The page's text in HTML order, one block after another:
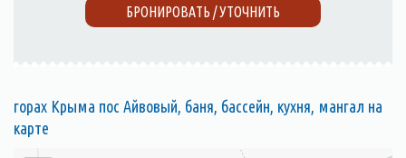
БРОНИРОВАТЬ / УТОЧНИТЬ
горах Крыма пос Айвовый, баня, бассейн, кухня, мангал на
карте